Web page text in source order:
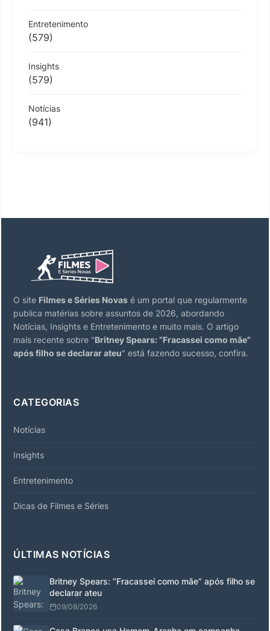
Entretenimento
(579)
Insights
(579)
Notícias
(941)
O site Filmes e Séries Novas é um portal que regularmente
publica matérias sobre assuntos de 2026, abordando
Notícias, Insights e Entretenimento e muito mais. O artigo
mais recente sobre "Britney Spears: “Fracassei como mãe”
após filho se declarar ateu" está fazendo sucesso, confira.
CATEGORIAS
Notícias
Insights
Entretenimento
Dicas de Filmes e Séries
ÚLTIMAS NOTÍCIAS
Britney Spears: “Fracassei como mãe” após filho se
declarar ateu
09/08/2026